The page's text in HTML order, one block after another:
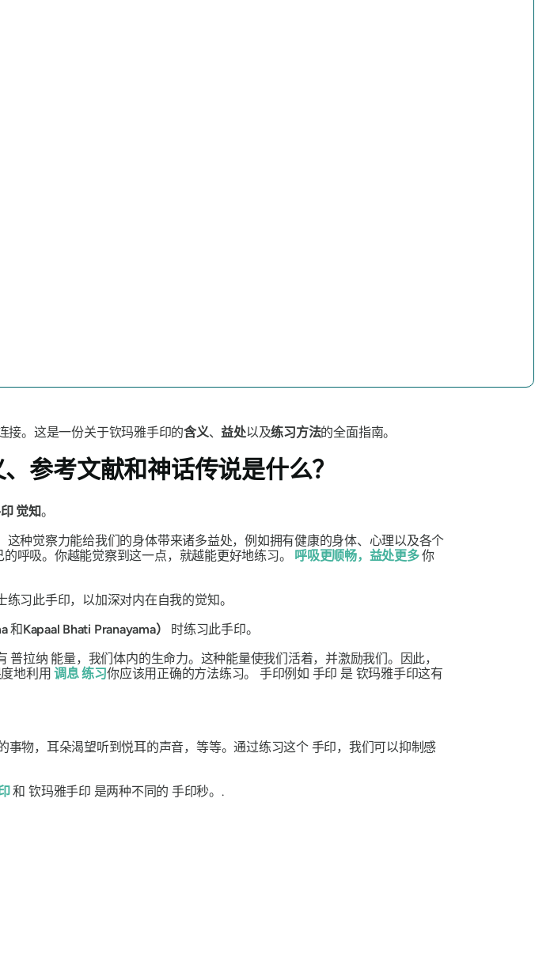
接。这是一份关于钦玛雅手印的含义、益处以及练习方法的全面指南。
参考文献和神话传说是什么？
觉知。
种觉察力能给我们的身体带来诸多益处，例如拥有健康的身体、心理以及各个
呼吸。你越能觉察到这一点，就越能更好地练习。 呼吸更顺畅，益处更多你
习此手印，以加深对内在自我的觉知。
和Kapaal Bhati Pranayama） 时练习此手印。
普拉纳 能量，我们体内的生命力。这种能量使我们活着，并激励我们。因此，
地利用调息练习你应该用正确的方法练习。 手印例如 手印 是 钦玛雅手印这有
事物，耳朵渴望听到悦耳的声音，等等。通过练习这个 手印，我们可以抑制感
和钦玛雅手印 是两种不同的 手印秒。.